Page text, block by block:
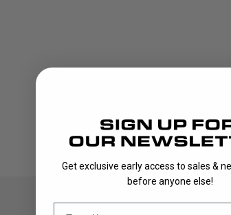
Get exclusive early access to sales &
before anyone else!